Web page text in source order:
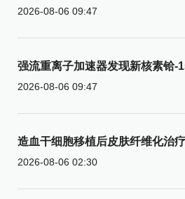
2026-08-06 09:47
强流重离子加速器发现新核素铪-
2026-08-06 09:47
造血干细胞移植后皮肤纤维化治
2026-08-06 02:30